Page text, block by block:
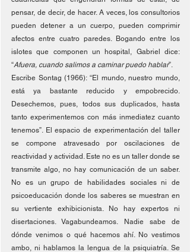
pensar, de decir, de hacer. A veces, los consultorios
pueden detener a un cuerpo, pueden comprimir
afectos entre cuatro paredes. Bogando entre los
islotes que componen un hospital, Gabriel dice:
“Afuera, cuando salimos a caminar puedo hablar”.
Escribe Sontag (1966): “El mundo, nuestro mundo,
está ya bastante reducido y empobrecido.
Desechemos, pues, todos sus duplicados, hasta
tanto experimentemos con más inmediatez cuanto
tenemos”. El espacio de experimentación del taller
se compone atravesado por oscilaciones de
reactividad y actividad. Este no es un taller donde se
transmite algo, no hay comunicación de un saber.
No es un grupo de habilidades sociales ni de
psicoeducación donde los saberes se muestran en
su vertiente exhibicionista. No hay expertos ni
disertaciones. Vagabundeamos. Nadie sabe de
dónde venimos o qué hacemos ahí. No vestimos
ambo, ni hablamos la lengua de la psiquiatría. Se